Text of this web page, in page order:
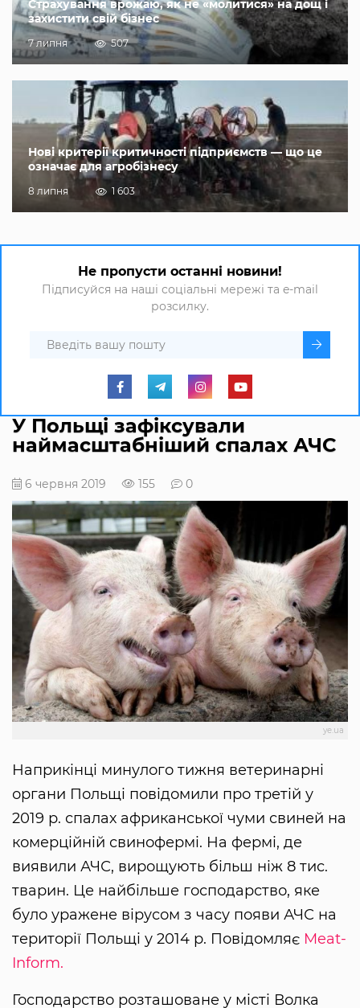
Страхування врожаю, як не «молитися» на дощ і
захистити свій бізнес
7 липня 507
Нові критерії критичності підприємств — що це
означає для агробізнесу
8 липня 1 603
Не пропусти останні новини!
Підписуйся на наші соціальні мережі та e-mail
розсилку.
У Польщі зафіксували
наймасштабніший спалах АЧС
6 червня 2019 155 0
ye.ua
Наприкінці минулого тижня ветеринарні
органи Польщі повідомили про третій у
2019 р. спалах африканської чуми свиней на
комерційній свинофермі. На фермі, де
виявили АЧС, вирощують більш ніж 8 тис.
тварин. Це найбільше господарство, яке
було уражене вірусом з часу появи АЧС на
території Польщі у 2014 р. Повідомляє Meat-
Inform.
Господарство розташоване у місті Волка